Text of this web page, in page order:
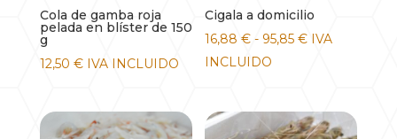
Cola de gamba roja
pelada en blíster de 150
g
12,50 € IVA INCLUIDO
Cigala a domicilio
16,88€ - 95,85€Rango
16,88 €
IVA
INCLUIDO